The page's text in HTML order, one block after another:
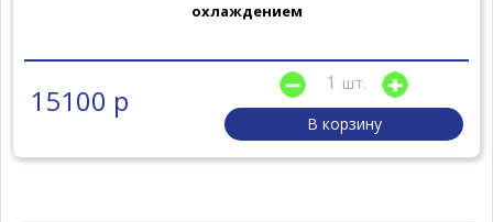
охлаждением
15100 р
шт.
В корзину